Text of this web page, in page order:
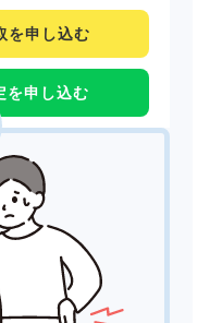
を申し込む
を申し込む